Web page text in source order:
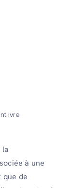
ivre
la
à une
de